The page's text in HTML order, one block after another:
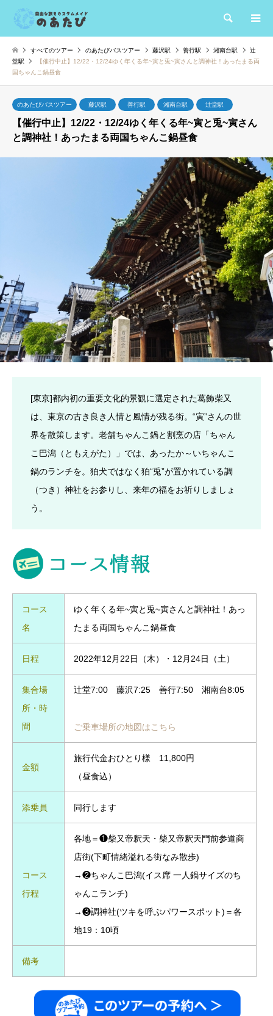
検索
すべてのツアー のあたびバスツアー 藤沢駅 善行駅 湘南台駅
辻
堂駅
【催行中止】12/22・12/24ゆく年くる年~寅と兎~寅さんと調神社！あったまる両
国ちゃんこ鍋昼食
のあたびバスツアー 藤沢駅 善行駅 湘南台駅 辻堂駅
【催行中止】12/22・12/24ゆく年くる年~寅と兎~寅さん
と調神社！あったまる両国ちゃんこ鍋昼食
[東京]都内初の重要文化的景観に選定された葛飾柴又
は、東京の古き良き人情と風情が残る街。“寅”さんの世
界を散策します。老舗ちゃんこ鍋と割烹の店「ちゃん
こ巴潟（ともえがた）」では、あったか～いちゃんこ
鍋のランチを。狛犬ではなく狛“兎”が置かれている調
（つき）神社をお参りし、来年の福をお祈りしましょ
う。
コース
名
ゆく年くる年~寅と兎~寅さんと調神社！あっ
たまる両国ちゃんこ鍋昼食
日程 2022年12月22日（木）・12月24日（土）
集合場
所・時
間
辻堂7:00 藤沢7:25 善行7:50 湘南台8:05
ご乗車場所の地図はこちら
金額
旅行代金おひとり様 11,800円
（昼食込）
添乗員 同行します
コース
行程
各地＝❶柴又帝釈天・柴又帝釈天門前参道商
店街(下町情緒溢れる街なみ散歩)
→❷ちゃんこ巴潟(イス席 一人鍋サイズのち
ゃんこランチ)
→❸調神社(ツキを呼ぶパワースポット)＝各
地19：10頃
備考